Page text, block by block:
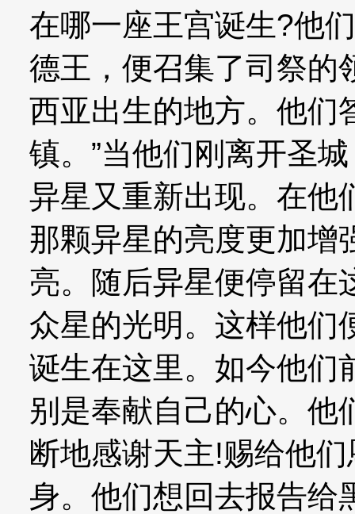
在哪一座王宫诞生?他
德王，便召集了司祭的
西亚出生的地方。他们
镇。”当他们刚离开圣
异星又重新出现。在他
那颗异星的亮度更加增
亮。随后异星便停留在
众星的光明。这样他们
诞生在这里。如今他们
别是奉献自己的心。他
断地感谢天主!赐给他
身。他们想回去报告给